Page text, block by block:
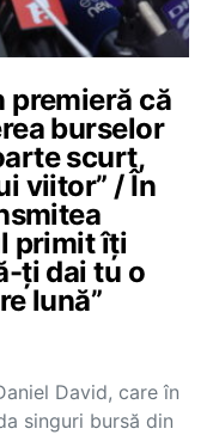
premieră că
burselor
scurt,
viitor” / În
primit îți
ți dai tu o
lună”
David, care în
singuri bursă din